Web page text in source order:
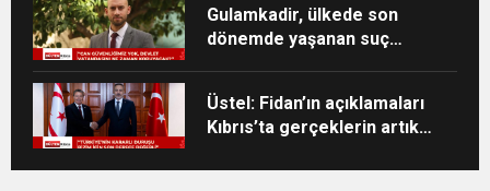
Gulamkadir, ülkede son
dönemde yaşanan suç
Üstel: Fidan’ın açıklamaları
Kıbrıs’ta gerçeklerin artık
ortaya koydu